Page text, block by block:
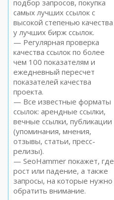
подбор запросов, покупка
самых лучших ссылок с
высокой степенью качества
у лучших бирж ссылок.
— Регулярная проверка
качества ссылок по более
чем 100 показателям и
ежедневный пересчет
показателей качества
проекта.
— Все известные форматы
ссылок: арендные ссылки,
вечные ссылки, публикации
(упоминания, мнения,
отзывы, статьи, пресс-
релизы).
— SeoHammer покажет, где
рост или падение, а также
запросы, на которые нужно
обратить внимание.